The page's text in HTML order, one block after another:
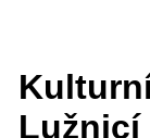
Lužnicí